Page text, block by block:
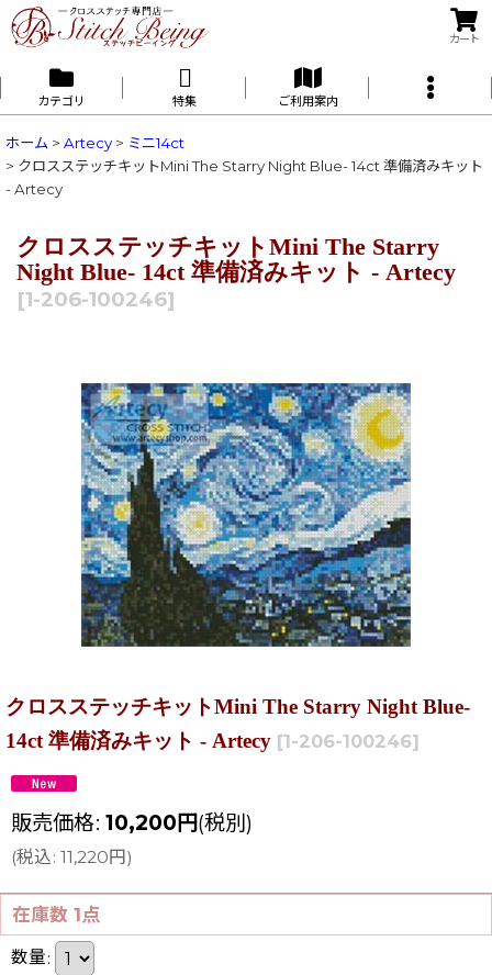
カート
カテゴリ 特集 ご利用案内
ホーム > Artecy > ミニ14ct
> クロスステッチキットMini The Starry Night Blue- 14ct 準備済みキット
- Artecy
クロスステッチキットMini The Starry
Night Blue- 14ct 準備済みキット - Artecy
[1-206-100246]
クロスステッチキットMini The Starry Night Blue-
14ct 準備済みキット - Artecy [1-206-100246]
販売価格: 10,200 円(税別)
(税込: 11,220円 )
在庫数 1点
数量: